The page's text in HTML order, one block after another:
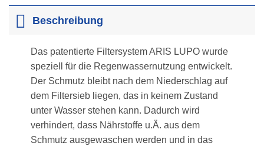
Beschreibung
Das patentierte Filtersystem ARIS LUPO wurde
speziell für die Regenwassernutzung entwickelt.
Der Schmutz bleibt nach dem Niederschlag auf
dem Filtersieb liegen, das in keinem Zustand
unter Wasser stehen kann. Dadurch wird
verhindert, dass Nährstoffe u.Ä. aus dem
Schmutz ausgewaschen werden und in das